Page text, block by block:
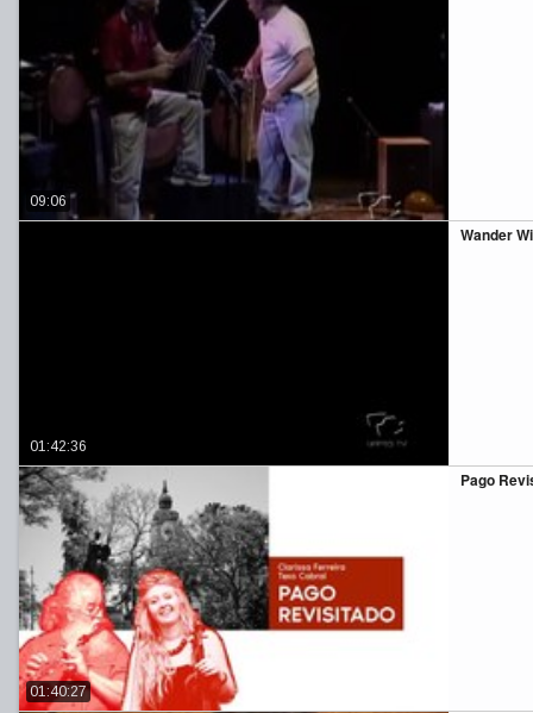
09:06
Wander
01:42:36
Pago
01:40:27